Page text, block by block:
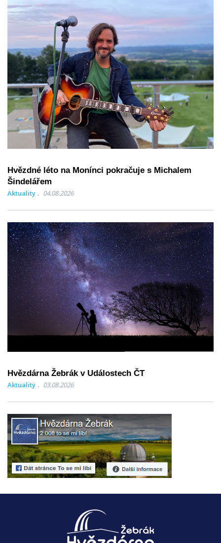
Hvězdné léto na Monínci pokračuje s Michalem
Šindelářem
Aktuality 04.08.2026
Hvězdárna Žebrák v Událostech ČT
Aktuality 03.08.2026